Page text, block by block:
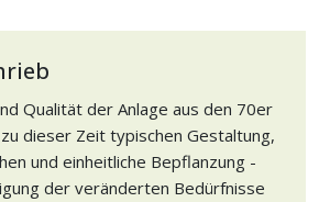
Qualität der Anlage aus den 70er
dieser Zeit typischen Gestaltung,
und einheitliche Bepflanzung -
der veränderten Bedürfnisse